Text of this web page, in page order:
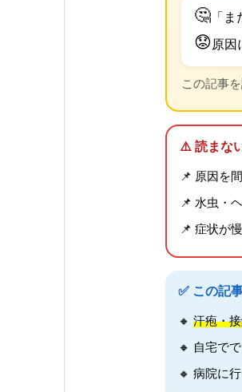
🤔 「
😟原因
この記事を
⚠️ 読まな
📌 原因を
📌 水虫・
📌 症状が
✅ この記
🔸 汗疱・
🔸 自宅で
🔸 病院に